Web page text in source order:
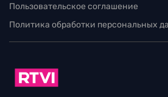
Пользовательское соглашение
Политика обработки персональных